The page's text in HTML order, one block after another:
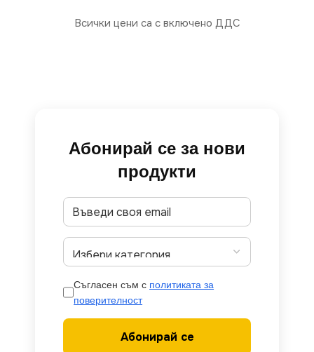
Всички цени са с включено ДДС
Абонирай се за нови
продукти
Съгласен съм с политиката за
поверителност
Абонирай се